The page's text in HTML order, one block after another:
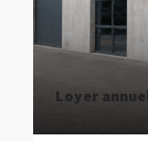
Loyer